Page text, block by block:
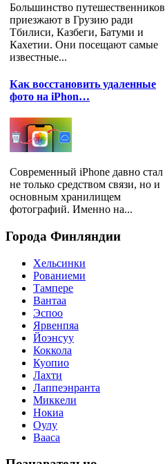
Большинство путешественников
приезжают в Грузию ради
Тбилиси, Казбеги, Батуми и
Кахетии. Они посещают самые
известные...
Как восстановить удаленные
фото на iPhon…
Современный iPhone давно стал
не только средством связи, но и
основным хранилищем
фотографий. Именно на...
Города Финляндии
Хельсинки
Рованиеми
Тампере
Вантаа
Эспоо
Ярвенпяа
Йоэнсуу
Коккола
Куопио
Лахти
Лаппеэнранта
Миккели
Нокиа
Оулу
Вааса